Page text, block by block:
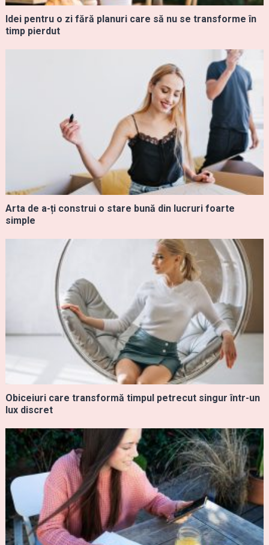
Idei pentru o zi fără planuri care să nu se transforme în
timp pierdut
Arta de a-ți construi o stare bună din lucruri foarte
simple
Obiceiuri care transformă timpul petrecut singur într-un
lux discret